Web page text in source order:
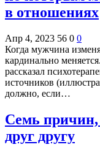
в отношениях
Апр 4, 2023 56 0 0
Когда мужчина
кардинально
рассказал
источников
должно, если…
Семь
друг другу